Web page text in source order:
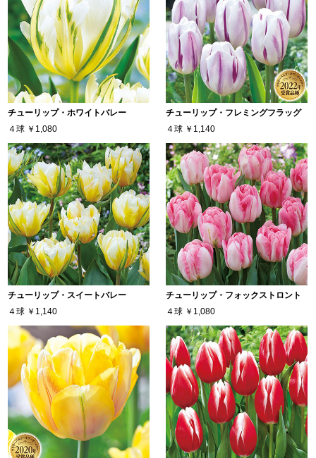
チューリップ・ホワイトバレー
４球 ￥1,080
チューリップ・フレミングフラッグ
４球 ￥1,140
チューリップ・スイートバレー
４球 ￥1,140
チューリップ・フォックストロント
４球 ￥1,080